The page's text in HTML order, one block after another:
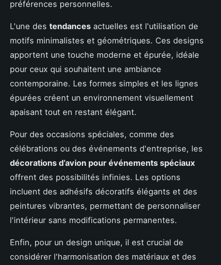
préférences personnelles.
L'une des tendances actuelles est l'utilisation de
motifs minimalistes et géométriques. Ces designs
apportent une touche moderne et épurée, idéale
pour ceux qui souhaitent une ambiance
contemporaine. Les formes simples et les lignes
épurées créent un environnement visuellement
apaisant tout en restant élégant.
Pour des occasions spéciales, comme des
célébrations ou des événements d'entreprise, les
décorations d’avion pour événements spéciaux
offrent des possibilités infinies. Les options
incluent des adhésifs décoratifs élégants et des
peintures vibrantes, permettant de personnaliser
l'intérieur sans modifications permanentes.
Enfin, pour un design unique, il est crucial de
considérer l'harmonisation des matériaux et des